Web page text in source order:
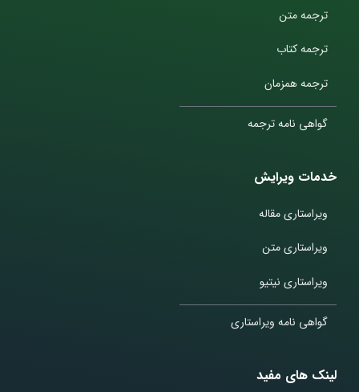
ترجمه متن
ترجمه کتاب
ترجمه همزمان
گواهی نامه ترجمه
خدمات ویرایش
ویراستاری مقاله
ویراستاری متن
ویراستاری نیتیو
گواهی نامه ویراستاری
لینک های مفید